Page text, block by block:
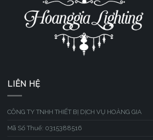
LIÊN HỆ
CÔNG TY TNHH THIẾT BỊ DỊCH VỤ HOÀNG GIA
Mã Số Thuế: 0315388516